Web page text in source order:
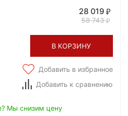
28 019
58 743
В КОРЗИНУ
Добавить в избранное
Добавить к сравнению
Мы снизим цену